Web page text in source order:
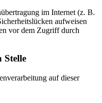
im Internet (z. B.
aufweisen
vor dem Zugriff durch
Stelle
auf dieser